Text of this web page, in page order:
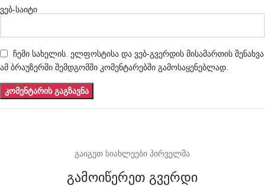
ვებ-საიტი
ჩემი სახელის. ელფოსტისა და ვებ-გვერდის მისამართის შენახვა
ამ ბრაუზერში შემდგომში კომენტარებში გამოსაყენებლად.
გაიგეთ სიახლეები პირველმა
გამოიწერეთ გვერდი